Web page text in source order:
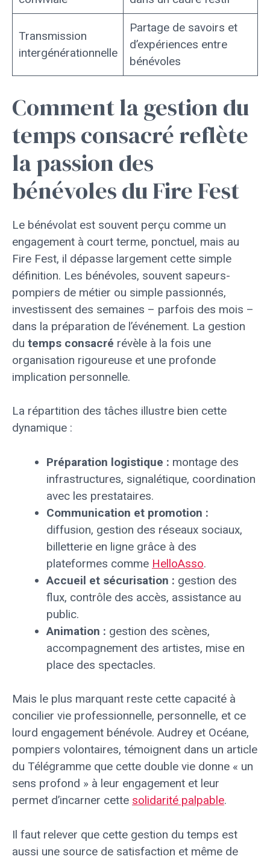
Transmission
intergénérationnelle
Partage de savoirs et
d’expériences entre
bénévoles
Comment la gestion du
temps consacré reflète
la passion des
bénévoles du Fire Fest
Le bénévolat est souvent perçu comme un
engagement à court terme, ponctuel, mais au
Fire Fest, il dépasse largement cette simple
définition. Les bénévoles, souvent sapeurs-
pompiers de métier ou simple passionnés,
investissent des semaines – parfois des mois –
dans la préparation de l’événement. La gestion
du temps consacré révèle à la fois une
organisation rigoureuse et une profonde
implication personnelle.
La répartition des tâches illustre bien cette
dynamique :
Préparation logistique : montage des
infrastructures, signalétique, coordination
avec les prestataires.
Communication et promotion :
diffusion, gestion des réseaux sociaux,
billetterie en ligne grâce à des
plateformes comme HelloAsso.
Accueil et sécurisation : gestion des
flux, contrôle des accès, assistance au
public.
Animation : gestion des scènes,
accompagnement des artistes, mise en
place des spectacles.
Mais le plus marquant reste cette capacité à
concilier vie professionnelle, personnelle, et ce
lourd engagement bénévole. Audrey et Océane,
pompiers volontaires, témoignent dans un article
du Télégramme que cette double vie donne « un
sens profond » à leur engagement et leur
permet d’incarner cette solidarité palpable.
Il faut relever que cette gestion du temps est
aussi une source de satisfaction et même de